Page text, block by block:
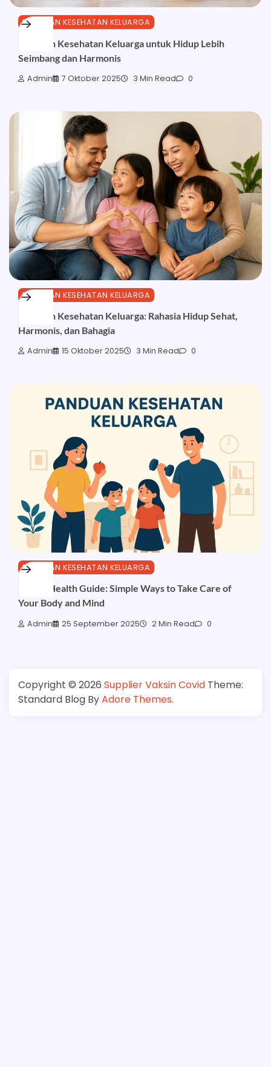
PANDUAN KESEHATAN KELUARGA
Panduan Kesehatan Keluarga untuk Hidup Lebih
Seimbang dan Harmonis
Admin 7 Oktober 2025 3 Min Read 0
PANDUAN KESEHATAN KELUARGA
Panduan Kesehatan Keluarga: Rahasia Hidup Sehat,
Harmonis, dan Bahagia
Admin 15 Oktober 2025 3 Min Read 0
PANDUAN KESEHATAN KELUARGA
Family Health Guide: Simple Ways to Take Care of
Your Body and Mind
Admin 25 September 2025 2 Min Read 0
Copyright © 2026 Supplier Vaksin Covid Theme:
Standard Blog ByAdore Themes.